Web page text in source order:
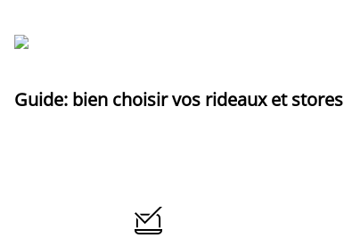
Guide: bien choisir vos rideaux et stores
